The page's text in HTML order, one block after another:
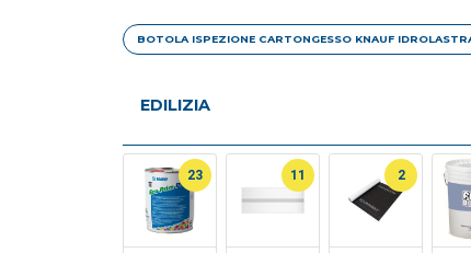
BOTOLA ISPEZIONE CARTONGESSO KNAUF
EDILIZIA
23 11 2